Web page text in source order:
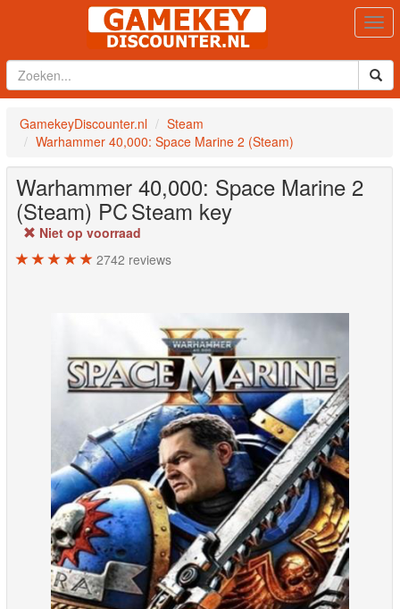
GamekeyDiscounter.nl
Steam
Warhammer 40,000: Space Marine 2 (Steam)
Warhammer 40,000: Space Marine 2
(Steam) PCSteam key
Niet op voorraad
2742 reviews